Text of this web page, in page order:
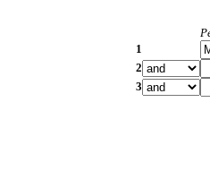
1
2
3